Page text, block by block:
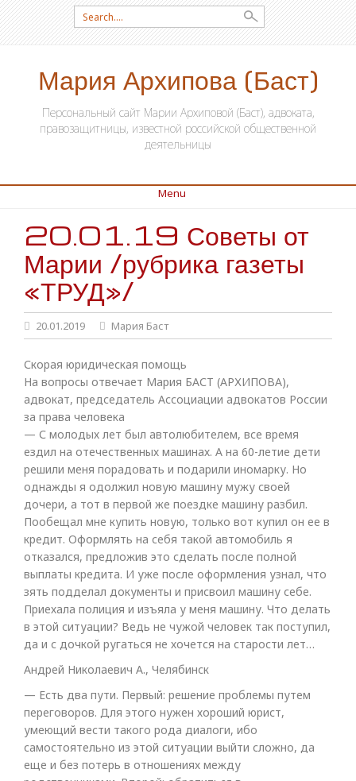
Search for:
Мария Архипова (Баст)
Персональный сайт Марии Архиповой (Баст), адвоката,
правозащитницы, известной российской общественной
деятельницы
Menu
SKIP TO CONTENT
20.01.19 Советы от
Марии /рубрика газеты
«ТРУД»/
20.01.2019 Мария Баст
Скорая юридическая помощь
На вопросы отвечает Мария БАСТ (АРХИПОВА),
адвокат, председатель Ассоциации адвокатов России
за права человека
— С молодых лет был автолюбителем, все время
ездил на отечественных машинах. А на 60-летие дети
решили меня порадовать и подарили иномарку. Но
однажды я одолжил новую машину мужу своей
дочери, а тот в первой же поездке машину разбил.
Пообещал мне купить новую, только вот купил он ее в
кредит. Оформлять на себя такой автомобиль я
отказался, предложив это сделать после полной
выплаты кредита. И уже после оформления узнал, что
зять подделал документы и присвоил машину себе.
Приехала полиция и изъяла у меня машину. Что делать
в этой ситуации? Ведь не чужой человек так поступил,
да и с дочкой ругаться не хочется на старости лет…
Андрей Николаевич А., Челябинск
— Есть два пути. Первый: решение проблемы путем
переговоров. Для этого нужен хороший юрист,
умеющий вести такого рода диалоги, ибо
самостоятельно из этой ситуации выйти сложно, да
еще и без потерь в отношениях между